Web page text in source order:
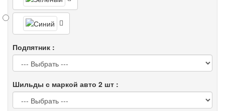
Подпятник :
Шильды с маркой авто 2 шт :